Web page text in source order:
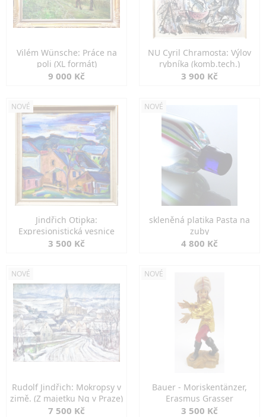
Vilém Wünsche: Práce na
poli (XL formát)
9 000 Kč
NU Cyril Chramosta: Výlov
rybníka (komb.tech.)
3 900 Kč
NOVÉ
Jindřich Otipka:
Expresionistická vesnice
3 500 Kč
NOVÉ
skleněná platika Pasta na
zuby
4 800 Kč
NOVÉ
Rudolf Jindřich: Mokropsy v
zimě. (Z majetku Ng v Praze)
7 500 Kč
NOVÉ
Bauer - Moriskentänzer,
Erasmus Grasser
3 500 Kč